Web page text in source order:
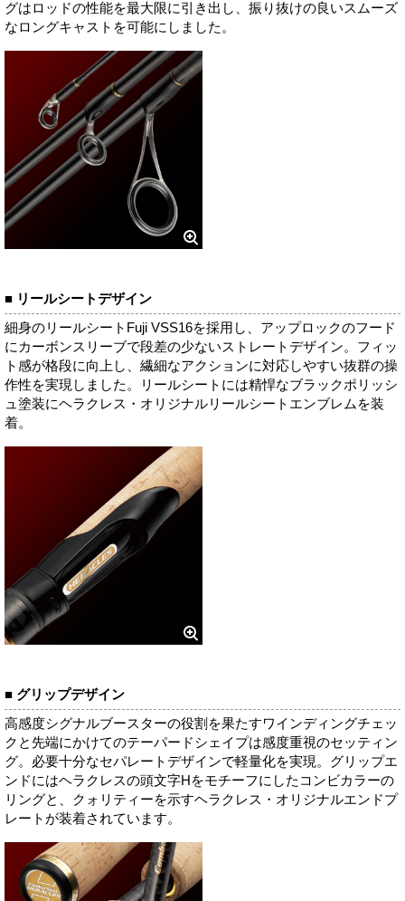
グはロッドの性能を最大限に引き出し、振り抜けの良いスムーズ
なロングキャストを可能にしました。
■ リールシートデザイン
細身のリールシートFuji VSS16を採用し、アップロックのフード
にカーボンスリーブで段差の少ないストレートデザイン。フィッ
ト感が格段に向上し、繊細なアクションに対応しやすい抜群の操
作性を実現しました。リールシートには精悍なブラックポリッシ
ュ塗装にヘラクレス・オリジナルリールシートエンブレムを装
着。
■ グリップデザイン
高感度シグナルブースターの役割を果たすワインディングチェッ
クと先端にかけてのテーパードシェイプは感度重視のセッティン
グ。必要十分なセパレートデザインで軽量化を実現。グリップエ
ンドにはヘラクレスの頭文字Hをモチーフにしたコンビカラーの
リングと、クォリティーを示すヘラクレス・オリジナルエンドプ
レートが装着されています。